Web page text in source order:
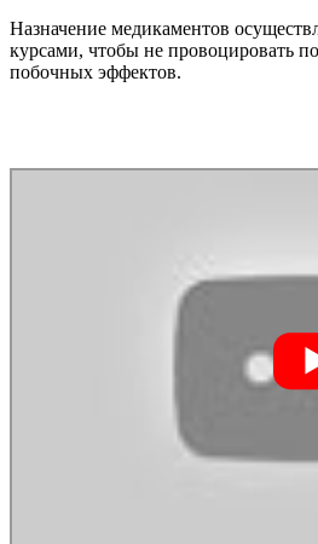
Назначение медикаментов
курсами, чтобы не провоцировать
побочных эффектов.